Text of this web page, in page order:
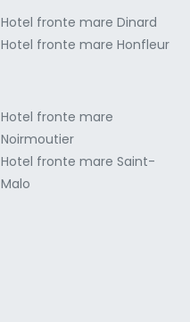
Hotel fronte mare Dinard
Hotel fronte mare Honfleur
Hotel fronte mare
Noirmoutier
Hotel fronte mare Saint-
Malo